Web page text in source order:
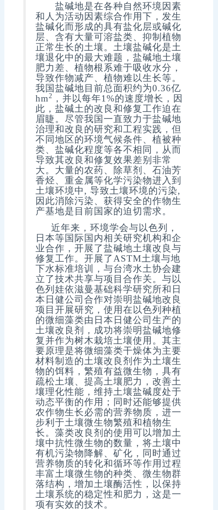
盐碱地是在各种自然环境因素
和人为活动因素综合作用下，发生
盐碱化而形成的具有盐化层或碱化
层、含有大量可溶盐类、抑制植物
正常生长的土壤。土壤盐碱化是土
壤退化中的最大难题，盐碱地土壤
肥力差、植物根系难于吸收水分，
导致作物减产、植物难以生长等。
我国盐碱地目前总面积约为0.36亿
hm2 ，并以每年1%的速度增长，因
此，盐碱土的改良和修复工作迫在
眉睫。尽管我国一直致力于盐碱地
治理和改良的研究和工程实践，但
不同地区的环境气候条件、植被种
类、盐碱化程度等各不相同，从而
导致其改良和修复效果差别非常
大。大量的农药、除草剂、石油芳
香烃、重金属等化学污染物进入到
土壤环境中,导致土壤环境的污染,
因此消除污染、获得安全的作物生
产基地是目前国家的迫切需求。
近年来，环境学会与以色列，
日本等国际国内相关研究机构和企
业合作，开展了盐碱地土壤改良与
修复工作。开展了 ASTM土壤与地
下水标准培训，与台湾水土协会建
立了技术共享与项目合作关。与以
色列娃依滋曼基础科学研究所和日
本日健公司合作对崇明盐碱地改良
项目开展研究，使用在以色列种植
的微细藻类由 日本日健公司生产的
土壤改良剂，成功将崇明盐碱地修
复并作为树木栽培土壤使用。其主
要原理是将微细藻类干燥体为主要
材料制造的土壤改良剂作为土壤生
物的饵料，繁殖有益微生物，具有
疏松土壤、提高土壤肥力，改善土
壤理化性能，维持土壤盐碱度处于
动态平衡的作用；同时还能够提供
农作物生长必需的营养物质，进一
步利于土壤微生物繁殖和植物生
长。藻类改良剂的使用可以增加土
壤中抗性微生物的数量，将土壤中
有机污染物降解、矿化，同时通过
营养物质的转化和循环等作用过程
丰富土壤微生物的种类、微生物群
落结构，增加土壤酶活性，以保持
土壤系统的稳定性和肥力，这是一
项有实效的技术。